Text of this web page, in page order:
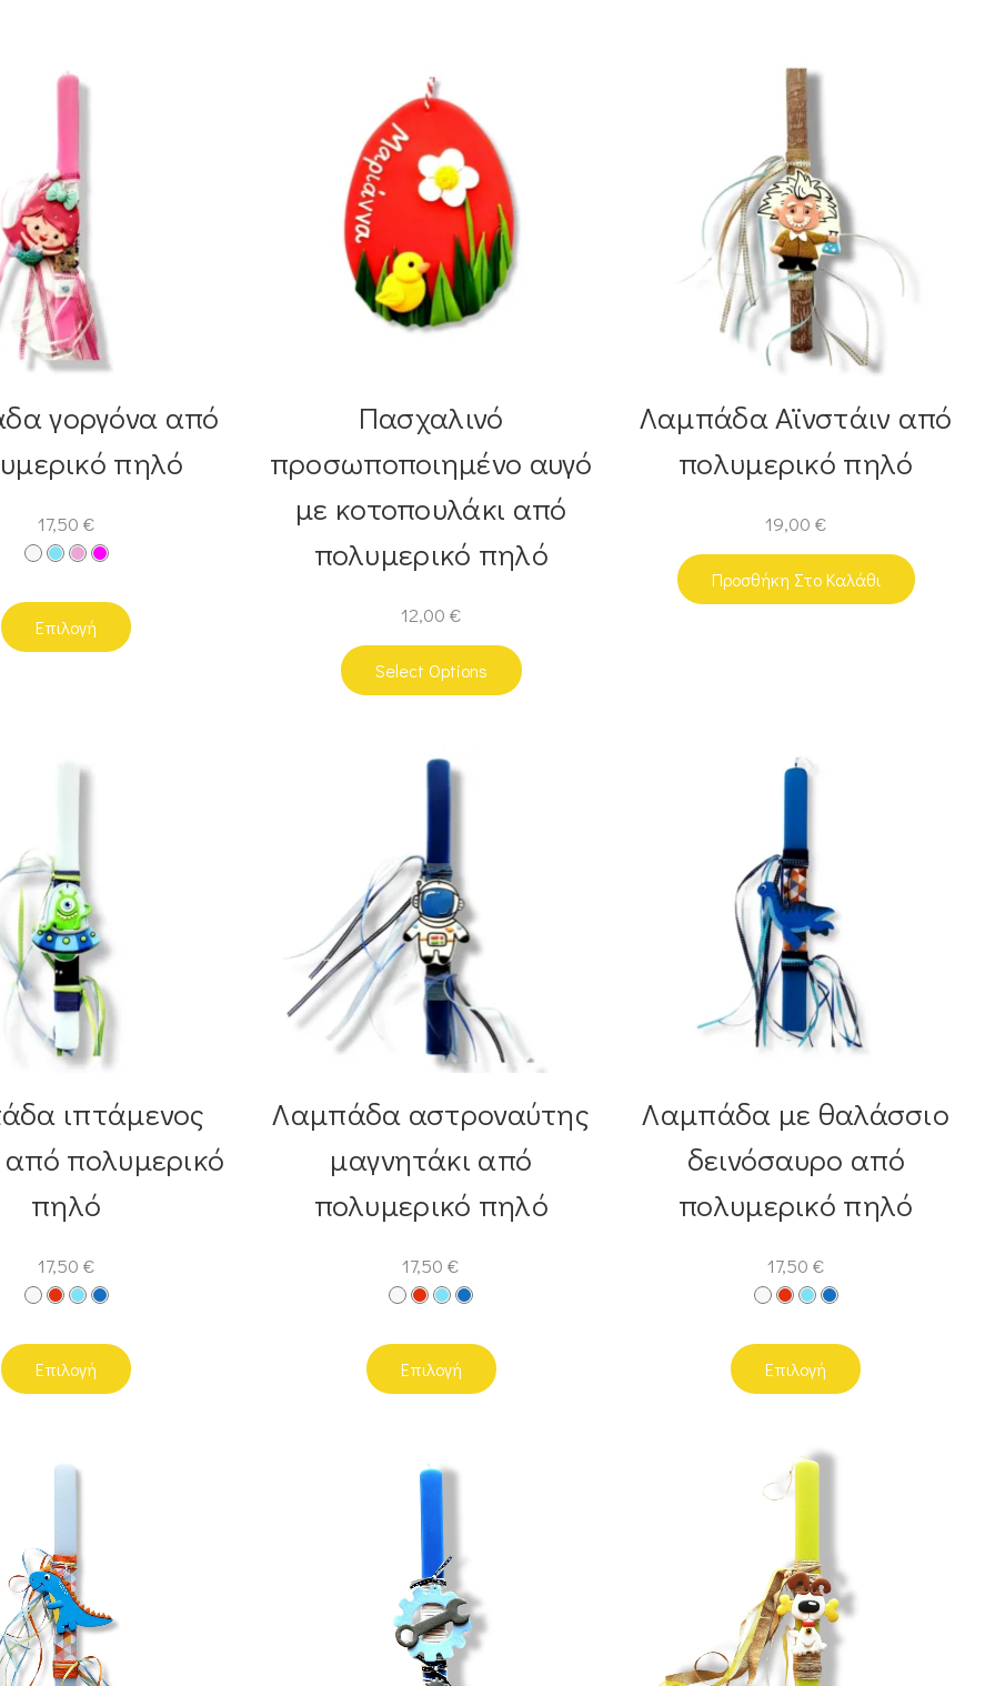
γοργόνα από
πηλό
17,50 €
Επιλογή
Πασχαλινό
προσωποποιημένο αυγό
με κοτοπουλάκι από
πολυμερικό πηλό
12,00 €
Select Options
Λαμπάδα Αϊνστάιν από
πολυμερικό πηλό
19,00 €
Προσθήκη Στο Καλάθι
ιπτάμενος
από πολυμερικό
πηλό
17,50 €
Επιλογή
Λαμπάδα αστροναύτης
μαγνητάκι από
πολυμερικό πηλό
17,50€
Επιλογή
Λαμπάδα με θαλάσσιο
δεινόσαυρο από
πολυμερικό πηλό
17,50 €
Επιλογή